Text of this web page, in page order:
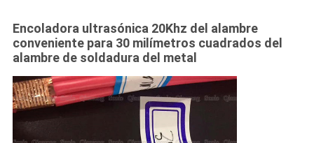
Encoladora ultrasónica 20Khz del alambre
conveniente para 30 milímetros cuadrados del
alambre de soldadura del metal